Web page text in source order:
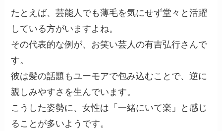
たとえば、芸能人でも薄毛を気にせず堂々と活躍
している方がいますよね。
その代表的な例が、お笑い芸人の有吉弘行さんで
す。
彼は髪の話題もユーモアで包み込むことで、逆に
親しみやすさを生んでいます。
こうした姿勢に、女性は「一緒にいて楽」と感じ
ることが多いようです。